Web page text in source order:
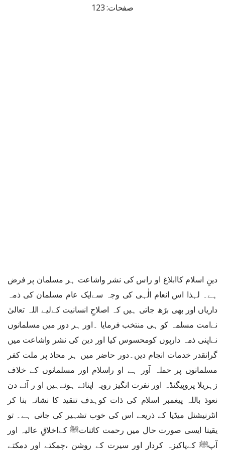
صفحات: 123
دینِ اسلام کاابلاغ او راس کی نشر واشاعت ہر مسلمان پر فرض
ہے۔ لہذا اس انعام الٰہی کی وجہ سےایک عام مسلمان کی ذمہ
داریاں اور بھی بڑھ جاتی ہیں کہ اصلاحِ انسانیت کےلیے اللہ تعالیٰ
نےامت مسلمہ کو ہی منتخب فرمایا ۔اور ہر دور میں مسلمانوں
نےاپنی ذمہ داریوں کومحسوس کیا اور دین کی نشر واشاعت میں
گرانقدر خدمات انجام دیں۔دور حاضر میں ہر محاذ پر ملت کفر
مسلمانوں پر حملہ آور ہے او راسلام اور مسلمانوں کے خلاف
زہریلا پروپیگنڈہ اور نفرت انگیز رویہ اپنائے ہوئےہیں او ر آئے دن
نعوذ باللہ پیغمبر اسلام کی ذات کوہدف تنقید کا نشانہ بنا کر
انٹرنیشنل میڈیا کے ذریعے اس کی خوب تشہیر کی جاتی ہے۔ تو
یقینا ایسی صورت حال میں رحمت کائناتﷺ کےاخلاقِ عالیہ اور
آپﷺ کےپاکیزہ کردار اور سیرت کے روشن ،چمکتے اور دمکتے